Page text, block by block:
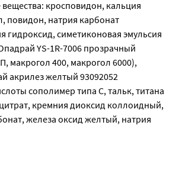
кросповидон, кальция
повидон, натрия карбонат
гидроксид, симетиконовая эмульсия
YS-1R-7006 прозрачный
макрогол 400, макрогол 6000),
акрилез желтый 93092052
сополимер типа С, тальк, титана
кремния диоксид коллоидный,
железа оксид желтый, натрия